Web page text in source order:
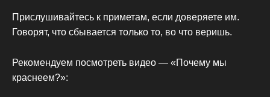
Прислушивайтесь к приметам, если доверяете им.
Говорят, что сбывается только то, во что веришь.
Рекомендуем посмотреть видео — «Почему мы
краснеем?»: